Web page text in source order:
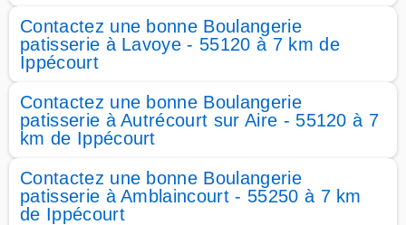
Contactez une bonne Boulangerie
patisserie à Lavoye - 55120 à 7 km de
Ippécourt
Contactez une bonne Boulangerie
patisserie à Autrécourt sur Aire - 55120 à 7
km de Ippécourt
Contactez une bonne Boulangerie
patisserie à Amblaincourt - 55250 à 7 km
de Ippécourt